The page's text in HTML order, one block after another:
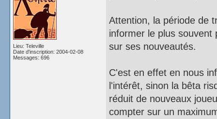
Lieu: Televille
Date d'inscription: 2004-02-08
Messages: 696
Attention, la période de
informer le plus souvent
sur ses nouveautés.
C'est en effet en nous
l'intérêt, sinon la bêta
réduit de nouveaux
compter sur un